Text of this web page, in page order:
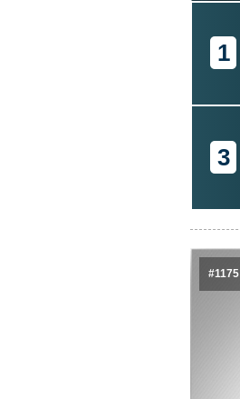
1
3
#1175